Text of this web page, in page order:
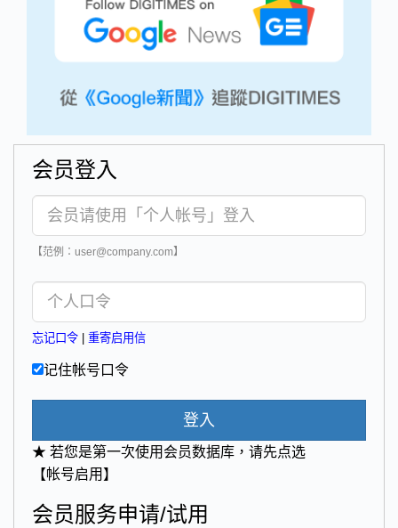
会员登入
【范例：user@company.com】
忘记口令 重寄启用信
记住帐号口令
登入
★ 若您是第一次使用会员数据库，请先点选
【帐号启用】
会员服务申请/试用